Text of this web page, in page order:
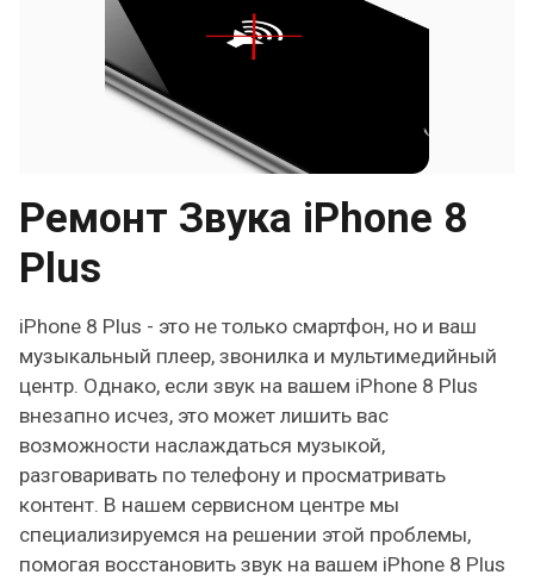
Ремонт Звука iPhone 8
Plus
iPhone 8 Plus - это не только смартфон, но и ваш
музыкальный плеер, звонилка и мультимедийный
центр. Однако, если звук на вашем iPhone 8 Plus
внезапно исчез, это может лишить вас
возможности наслаждаться музыкой,
разговаривать по телефону и просматривать
контент. В нашем сервисном центре мы
специализируемся на решении этой проблемы,
помогая восстановить звук на вашем iPhone 8 Plus